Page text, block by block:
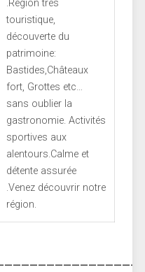
.Région très
touristique,
découverte du
patrimoine:
Bastides,Châteaux
fort, Grottes etc…
sans oublier la
gastronomie. Activités
sportives aux
alentours.Calme et
détente assurée
.Venez découvrir notre
région.